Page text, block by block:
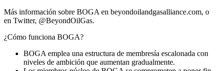
Más información sobre BOGA en beyondoilandgasalliance.com, o
en Twitter, @BeyondOilGas.
¿Cómo funciona BOGA?
BOGA emplea una estructura de membresía escalonada con
niveles de ambición que aumentan gradualmente.